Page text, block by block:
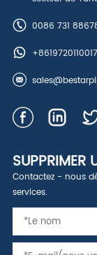
0086 731
+8619720110017
SUPPRIMER
Contactez - nous
services.